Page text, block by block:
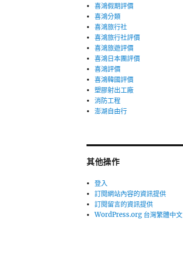
喜鴻假期評價
喜鴻分類
喜鴻旅行社
喜鴻旅行社評價
喜鴻旅遊評價
喜鴻日本團評價
喜鴻評價
喜鴻韓國評價
塑膠射出工廠
消防工程
澎湖自由行
其他操作
登入
訂閱網站內容的資訊提供
訂閱留言的資訊提供
WordPress.org 台灣繁體中文